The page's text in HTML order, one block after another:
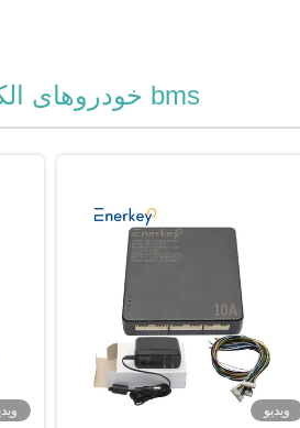
bms خودروهای الکتریکی
ویدیو